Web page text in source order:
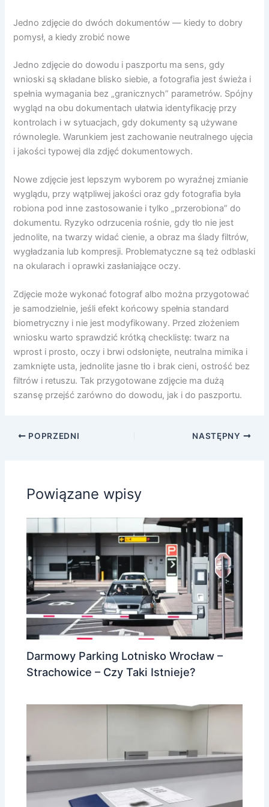
Jedno zdjęcie do dwóch dokumentów — kiedy to dobry
pomysł, a kiedy zrobić nowe
Jedno zdjęcie do dowodu i paszportu ma sens, gdy
wnioski są składane blisko siebie, a fotografia jest świeża i
spełnia wymagania bez „granicznych” parametrów. Spójny
wygląd na obu dokumentach ułatwia identyfikację przy
kontrolach i w sytuacjach, gdy dokumenty są używane
równolegle. Warunkiem jest zachowanie neutralnego ujęcia
i jakości typowej dla zdjęć dokumentowych.
Nowe zdjęcie jest lepszym wyborem po wyraźnej zmianie
wyglądu, przy wątpliwej jakości oraz gdy fotografia była
robiona pod inne zastosowanie i tylko „przerobiona” do
dokumentu. Ryzyko odrzucenia rośnie, gdy tło nie jest
jednolite, na twarzy widać cienie, a obraz ma ślady filtrów,
wygładzania lub kompresji. Problematyczne są też odblaski
na okularach i oprawki zasłaniające oczy.
Zdjęcie może wykonać fotograf albo można przygotować
je samodzielnie, jeśli efekt końcowy spełnia standard
biometryczny i nie jest modyfikowany. Przed złożeniem
wniosku warto sprawdzić krótką checklistę: twarz na
wprost i prosto, oczy i brwi odsłonięte, neutralna mimika i
zamknięte usta, jednolite jasne tło i brak cieni, ostrość bez
filtrów i retuszu. Tak przygotowane zdjęcie ma dużą
szansę przejść zarówno do dowodu, jak i do paszportu.
POPRZEDNI NASTĘPNY
Powiązane wpisy
Darmowy Parking Lotnisko Wrocław –
Strachowice – Czy Taki Istnieje?